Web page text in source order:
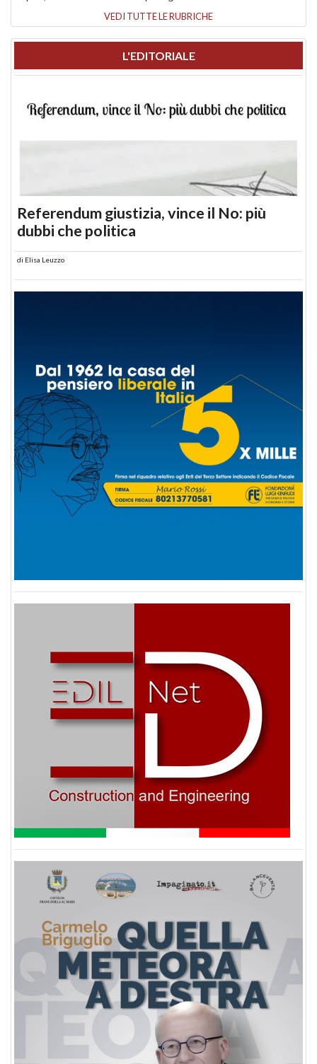
VEDI TUTTE LE RUBRICHE
L'EDITORIALE
Referendum giustizia, vince il No: più
dubbi che politica
di Elisa Leuzzo